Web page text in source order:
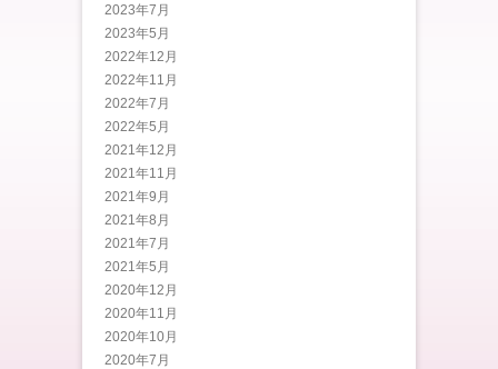
2023年7月
2023年5月
2022年12月
2022年11月
2022年7月
2022年5月
2021年12月
2021年11月
2021年9月
2021年8月
2021年7月
2021年5月
2020年12月
2020年11月
2020年10月
2020年7月